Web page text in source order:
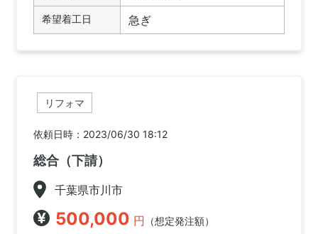
希望着工日 急ぎ
リフォマ
依頼日時：2023/06/30 18:12
総合（下請）
千葉県市川市
500,000 円 （想定発注額）